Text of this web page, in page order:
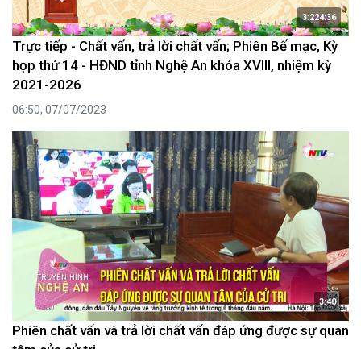
3:224:36
Trực tiếp - Chất vấn, trả lời chất vấn; Phiên Bế mạc, Kỳ
họp thứ 14 - HĐND tỉnh Nghệ An khóa XVIII, nhiệm kỳ
2021-2026
06:50, 07/07/2023
3:40
Phiên chất vấn và trả lời chất vấn đáp ứng được sự quan